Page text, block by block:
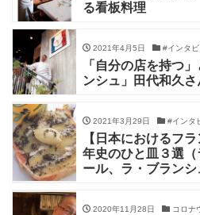
る看板料理
2021年4月5日 #インタビ
「自分の店を持つ
ンシュ」田代和久さ
2021年3月29日 #インタ
【日本におけるフ
年史のひと皿３選
ール、ラ・ブランシ
2020年11月28日 コロナ